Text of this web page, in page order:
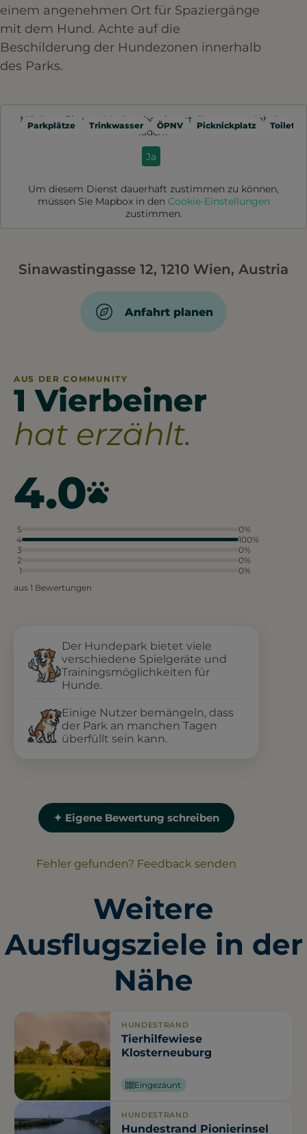
einem angenehmen Ort für Spaziergänge
mit dem Hund. Achte auf die
Beschilderung der Hundezonen innerhalb
des Parks.
Parkplätze Trinkwasser ÖPNV Picknickplatz
Möchten Sie von Mapbox
bereitgestellte externe Inhalte
laden?
Ja
Um diesem Dienst dauerhaft zustimmen zu können,
müssen Sie Mapboxin den Cookie-Einstellungen
zustimmen.
Sinawastingasse 12, 1210 Wien, Austria
Anfahrt planen
AUS DER COMMUNITY
1 Vierbeiner
hat erzählt.
4.0
5
0%
4
100%
3
0%
2
0%
1
0%
aus 1 Bewertungen
Der Hundepark bietet viele
verschiedene Spielgeräte und
Trainingsmöglichkeiten für
Hunde.
Einige Nutzer bemängeln, dass
der Park an manchen Tagen
überfüllt sein kann.
✦ Eigene Bewertung schreiben
Fehler gefunden? Feedback senden
Weitere
Ausflugsziele in der
Nähe
HUNDESTRAND
Tierhilfewiese
Klosterneuburg
Eingezäunt
HUNDESTRAND
Hundestrand Pionierinsel